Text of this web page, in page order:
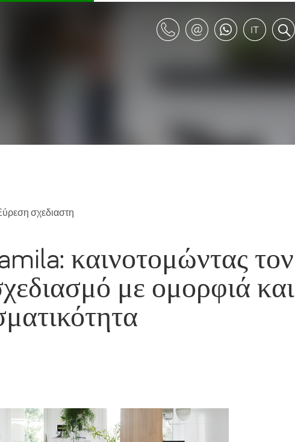
σχεδιαστη
καινοτομώντας τον
με ομορφιά και